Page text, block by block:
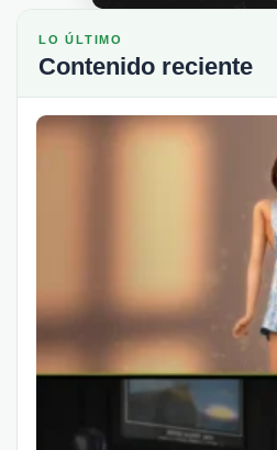
LO ÚLTIMO
Contenido reciente